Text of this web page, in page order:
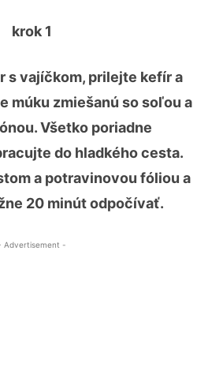
krok 1
s vajíčkom, prilejte kefír a
múku zmiešanú so soľou a
Všetko poriadne
do hladkého cesta.
a potravinovou fóliou a
20 minút odpočívať.
Advertisement -